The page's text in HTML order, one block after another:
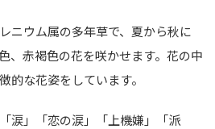
ニウム属の多年草で、夏から秋に
、赤褐色の花を咲かせます。花の中
的な花姿をしています。
涙」「恋の涙」「上機嫌」「派